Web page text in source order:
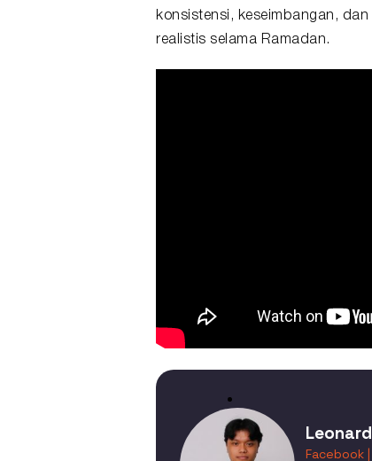
konsistensi, keseimbangan,
realistis selama Ramadan.
Facebook |